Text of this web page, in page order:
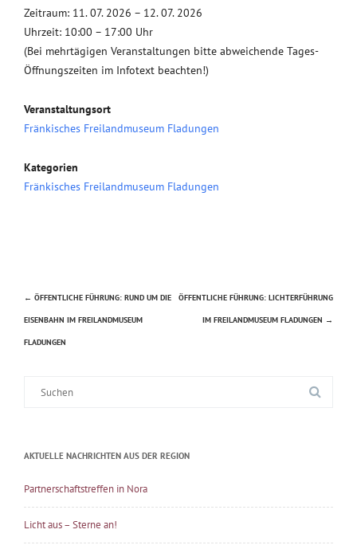
Zeitraum: 11. 07. 2026 – 12. 07. 2026
Uhrzeit: 10:00 – 17:00 Uhr
(Bei mehrtägigen Veranstaltungen bitte abweichende Tages-
Öffnungszeiten im Infotext beachten!)
Veranstaltungsort
Fränkisches Freilandmuseum Fladungen
Kategorien
Fränkisches Freilandmuseum Fladungen
Beitragsnavigation
← ÖFFENTLICHE FÜHRUNG: RUND UM DIE
EISENBAHN IM FREILANDMUSEUM
FLADUNGEN
ÖFFENTLICHE FÜHRUNG: LICHTERFÜHRUNG
IM FREILANDMUSEUM FLADUNGEN →
AKTUELLE NACHRICHTEN AUS DER REGION
Partnerschaftstreffen in Nora
Licht aus – Sterne an!